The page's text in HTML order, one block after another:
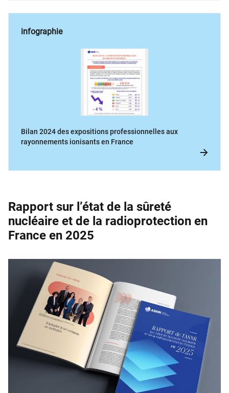
infographie
Bilan 2024 des expositions professionnelles aux
rayonnements ionisants en France
Rapport sur l’état de la sûreté
nucléaire et de la ­radioprotection en
France en 2025